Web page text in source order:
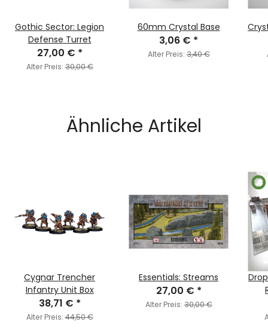
Gothic Sector: Legion
Defense Turret
27,00 € *
Alter Preis:30,00 €
60mm Crystal Base
3,06 € *
Alter Preis:3,40 €
Ähnliche Artikel
Cygnar Trencher
Infantry Unit Box
38,71 € *
Alter Preis:44,50 €
Essentials: Streams
27,00 € *
Alter Preis:30,00 €